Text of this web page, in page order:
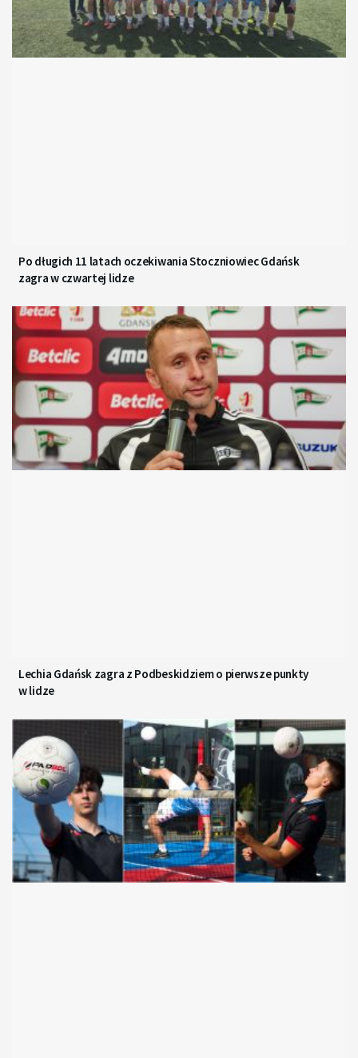
Po długich 11 latach oczekiwania Stoczniowiec Gdańsk
zagra w czwartej lidze
Lechia Gdańsk zagra z Podbeskidziem o pierwsze punkty
w lidze